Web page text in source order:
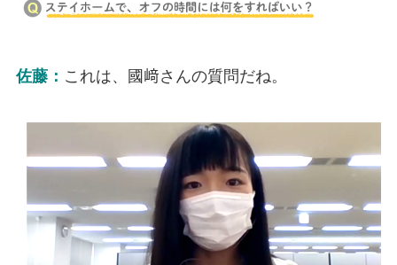
佐藤： これは、國﨑さんの質問だね。